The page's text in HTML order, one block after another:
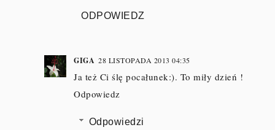
ODPOWIEDZ
GIGA 28 LISTOPADA 2013 04:35
Ja też Ci ślę pocałunek:). To miły dzień !
Odpowiedz
Odpowiedzi